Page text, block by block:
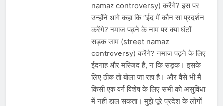
namaz controversy) करेंगे? इस पर
उन्होंने आगे कहा कि “ईद में कौन सा प्रदर्शन
करेंगे? नमाज पढ़ने के नाम पर क्या घंटों
सड़क जाम (street namaz
controversy) करेंगे? नमाज पढ़ने के लिए
ईदगाह और मस्जिद हैं, न कि सड़क। इसके
लिए ठीक तो बोला जा रहा है। और वैसे भी मैं
किसी एक वर्ग विशेष के लिए सभी को असुविधा
में नहीं डाल सकता। मुझे पूरे प्रदेश के लोगों